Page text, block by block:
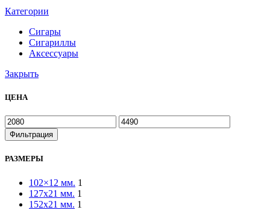
Категории
Сигары
Сигариллы
Аксессуары
Закрыть
ЦЕНА
Фильтрация
РАЗМЕРЫ
102×12 мм. 1
127x21 мм. 1
152х21 мм. 1